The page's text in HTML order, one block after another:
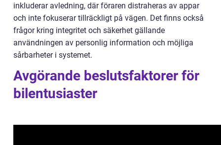
inkluderar avledning, där föraren distraheras av appar
och inte fokuserar tillräckligt på vägen. Det finns också
frågor kring integritet och säkerhet gällande
användningen av personlig information och möjliga
sårbarheter i systemet.
Avgörande beslutsfaktorer för
bilentusiaster